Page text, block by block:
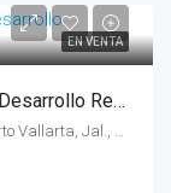
EN VENTA
Terrenos En Puerto Vallarta Dentro De Desarrollo Residencial Magnolias
Vista al Bosque 116, Las Mojoneras, 48290 Puerto Vallarta, Jal., México